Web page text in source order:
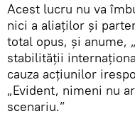
Acest lucru nu va
nici a aliaților și
total opus, şi anume,
stabilității
cauza acțiunilor
„Evident, nimeni nu
scenariu.”